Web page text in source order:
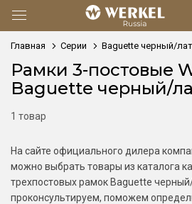
Главная Серии Baguette черный/
Рамки 3-постовые
Baguette черный/
1 товар
На сайте официального дилера
можно выбрать товары из каталога
трехпостовых рамок Baguette
проконсультируем, поможем